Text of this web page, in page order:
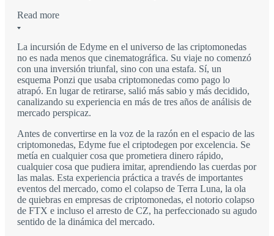
Read more
La incursión de Edyme en el universo de las criptomonedas
no es nada menos que cinematográfica. Su viaje no comenzó
con una inversión triunfal, sino con una estafa. Sí, un
esquema Ponzi que usaba criptomonedas como pago lo
atrapó. En lugar de retirarse, salió más sabio y más decidido,
canalizando su experiencia en más de tres años de análisis de
mercado perspicaz.
Antes de convertirse en la voz de la razón en el espacio de las
criptomonedas, Edyme fue el criptodegen por excelencia. Se
metía en cualquier cosa que prometiera dinero rápido,
cualquier cosa que pudiera imitar, aprendiendo las cuerdas por
las malas. Esta experiencia práctica a través de importantes
eventos del mercado, como el colapso de Terra Luna, la ola
de quiebras en empresas de criptomonedas, el notorio colapso
de FTX e incluso el arresto de CZ, ha perfeccionado su agudo
sentido de la dinámica del mercado.